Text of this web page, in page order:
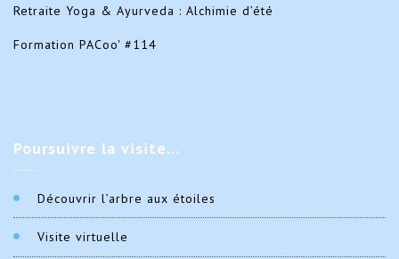
Retraite Yoga & Ayurveda : Alchimie d’été
Formation PACoo' #114
Poursuivre la visite…
Découvrir l’arbre aux étoiles
Visite virtuelle